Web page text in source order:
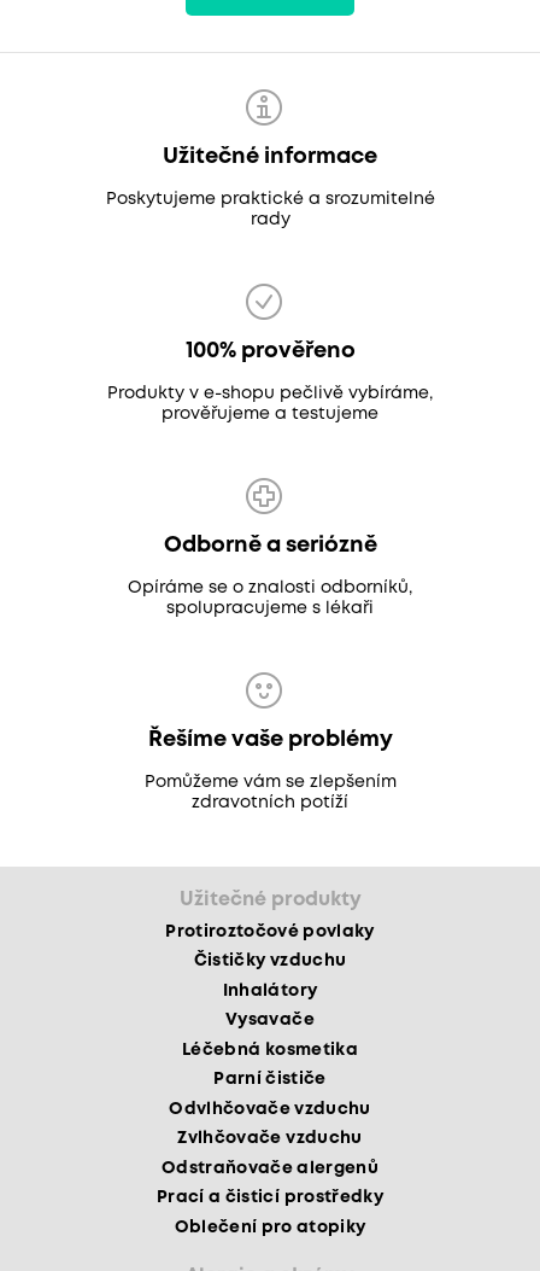
Užitečné informace
Poskytujeme praktické a srozumitelné
rady
100% prověřeno
Produkty v e-shopu pečlivě vybíráme,
prověřujeme a testujeme
Odborně a seriózně
Opíráme se o znalosti odborníků,
spolupracujeme s lékaři
Řešíme vaše problémy
Pomůžeme vám se zlepšením
zdravotních potíží
Užitečné produkty
Protiroztočové povlaky
Čističky vzduchu
Inhalátory
Vysavače
Léčebná kosmetika
Parní čističe
Odvlhčovače vzduchu
Zvlhčovače vzduchu
Odstraňovače alergenů
Prací a čisticí prostředky
Oblečení pro atopiky